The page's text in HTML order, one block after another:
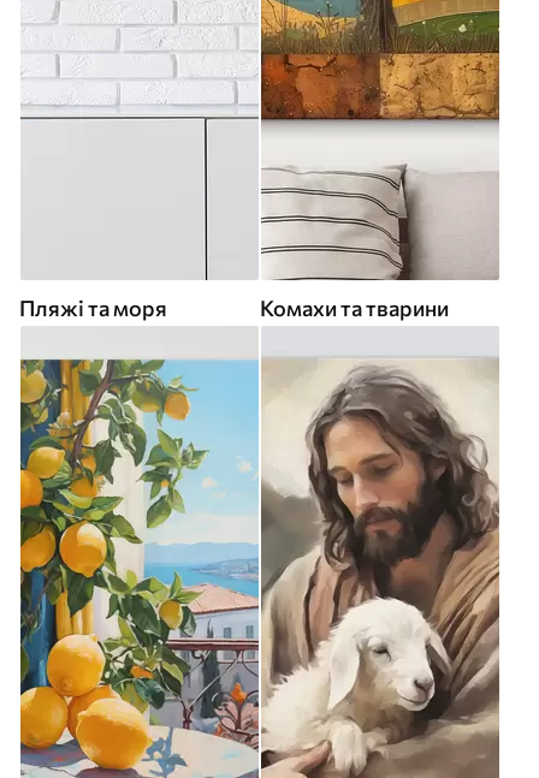
Пляжі та моря Комахи та тварини